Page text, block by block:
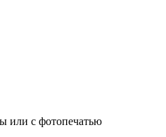
или с фотопечатью